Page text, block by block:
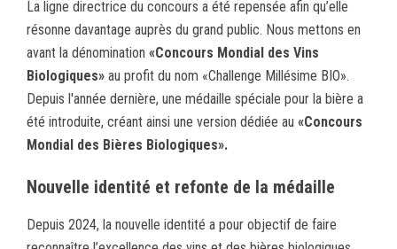
La ligne directrice du concours a été repensée afin qu’elle
résonne davantage auprès du grand public. Nous mettons en
avant la dénomination «Concours Mondial des Vins
Biologiques» au profit du nom «Challenge Millésime BIO».
Depuis l'année dernière, une médaille spéciale pour la bière a
été introduite, créant ainsi une version dédiée au «Concours
Mondial des Bières Biologiques».
Nouvelle identité et refonte de la médaille
Depuis 2024, la nouvelle identité a pour objectif de faire